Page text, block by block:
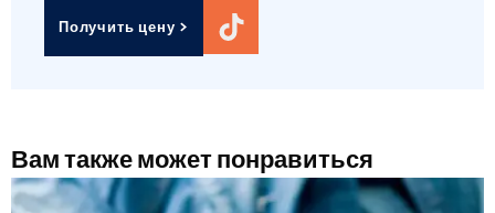
Получить цену >
Вам также может понравиться